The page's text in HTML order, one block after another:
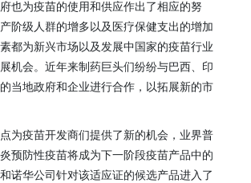
也为疫苗的使用和供应作出了相应的努
阶级人群的增多以及医疗保健支出的增加
都为新兴市场以及发展中国家的疫苗行业
机会。近年来制药巨头们纷纷与巴西、印
当地政府和企业进行合作，以拓展新的市
为疫苗开发商们提供了新的机会，业界普
预防性疫苗将成为下一阶段疫苗产品中的
诺华公司针对该适应证的候选产品进入了